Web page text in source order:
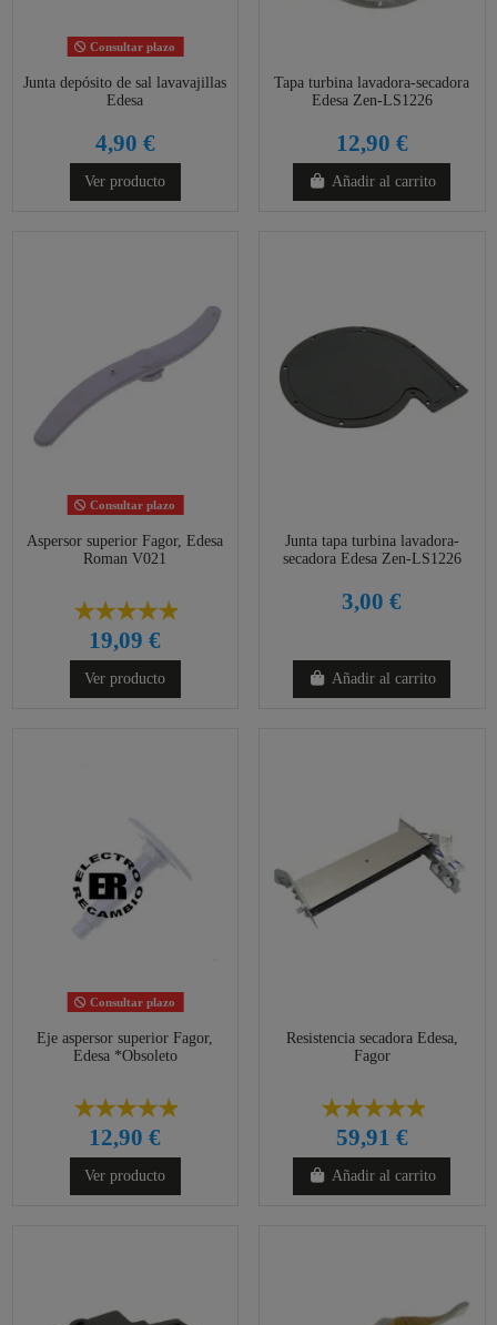
Consultar plazo
Junta depósito de sal lavavajillas
Edesa
4,90 €
Ver producto
Tapa turbina lavadora-secadora
Edesa Zen-LS1226
12,90 €
Añadir al carrito
Consultar plazo
Aspersor superior Fagor, Edesa
Roman V021
19,09 €
Ver producto
Junta tapa turbina lavadora-
secadora Edesa Zen-LS1226
3,00 €
Añadir al carrito
Consultar plazo
Eje aspersor superior Fagor,
Edesa *Obsoleto
12,90 €
Ver producto
Resistencia secadora Edesa,
Fagor
59,91 €
Añadir al carrito